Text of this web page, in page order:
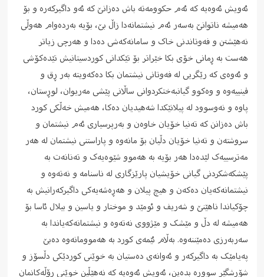
ئەویش ئەوەیە کە ئەم حکوومەتە باش دەزانێ کە ئەو داگیرکەرە و بۆ
هەمیشە ناتوانێ بەسەر ئەم نیشتمانەدا زاڵ بێ، بۆیە بەردەوام هەوڵی
نەهێشتن و فەوتاندنی خاک و سامانەکەشی دەدا و هەرچی زیاتر
هەست بە ڕمانی خۆی بکا خێراتر بۆ تێکدانی کوردسیتانیش تێدەکۆشی
و ئەوەی کە رێگریی لە فەوتانی نیشتمان بکا دەکەویتە بەر ڕق و
قینییەوە و وەکوو گیانبەختکردوانی ساڵانی پێشی مەریوان، لوڕستان،
پاوە و نەوسوود لە پیلانێکدا شەهیدیان دەکا، هەمیش خەڵکی کورد
باش دەزانن کە تەنیا خۆیان خاوەن و بەرپرسیاری ئەم نیشتمان و
سروشتەن و تەنیا خۆیان دڵیان بۆ مانەوە و پاراستنی نیشتمان لە هەر
مەترسییەک لێدەدا هەر بۆیە بە هەموو شێوەیەک و تەنانەت بە
پێشکەشکردنی گیانی خۆیشیان پارێزگاری لە ناسنامە و نەتەوە و
نیشتمانەکەیان دەکەن و هیچ پیلان و هەڕەشەیەکی داگیرکەرانیش بە
چۆکیاندا ناهێنێ و شەریف و ئومێد و موختار و یاسین و بیلال ئاسا بۆ
هەمیشە لە دڵ و مێشک و مێژووی نەتەوە و نیشتمانەکەیاندا بە
سەربەرزی دەمێننەوە. بەڵام ئێمەی کورد بە هەموومانەوە دەبێ
پەیامێک بە داگیرکەر و ئەوانەی دەستیان بە خوێنی کوردێکی دڵسۆز و
شۆڕشگێڕ سوورە بدەین، ئەویش ئەوەیە کە نەهێڵین خوێنی ڕۆڵەکانمان